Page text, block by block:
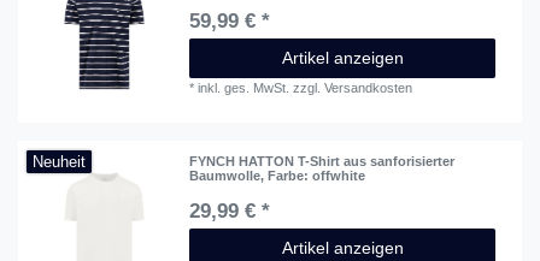
59,99 € *
Artikel anzeigen
*inkl. ges. MwSt. zzgl.Versandkosten
Neuheit
FYNCH HATTON T-Shirt aus sanforisierter
Baumwolle, Farbe: offwhite
29,99 € *
Artikel anzeigen